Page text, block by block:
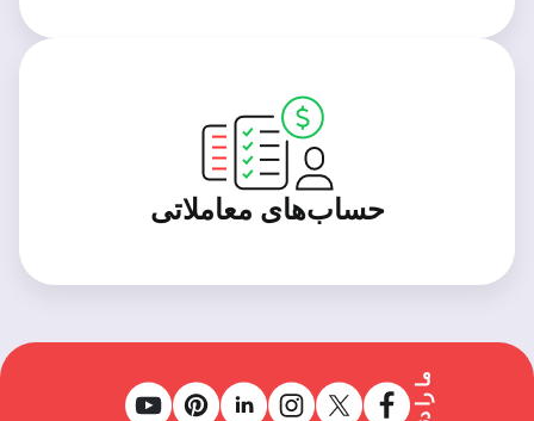
حساب‌های معاملاتی